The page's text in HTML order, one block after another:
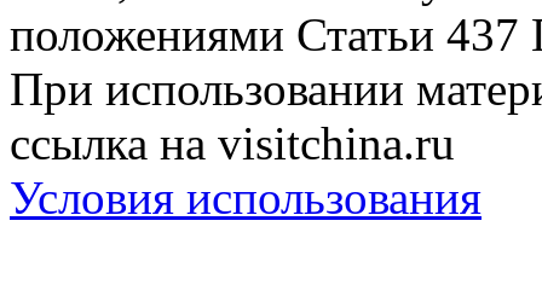
положениями Статьи 437
При использовании
ссылка на visitchina.ru
Условия использования